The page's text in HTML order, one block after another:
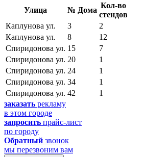
Улица
№ Дома
Кол-во
стендов
Каплунова ул.
3
2
Каплунова ул.
8
12
Спиридонова ул. 15
7
Спиридонова ул. 20
1
Спиридонова ул. 24
1
Спиридонова ул. 34
1
Спиридонова ул. 42
1
заказать рекламу
в этом городе
запросить прайс-лист
по городу
Обратный звонок
мы перезвоним вам